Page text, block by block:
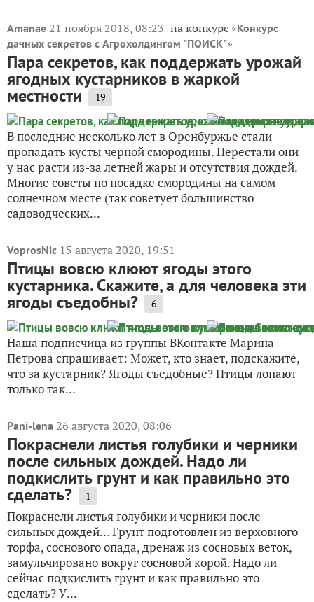
Amanae 21 ноября 2018, 08:23 на конкурс «Конкурс
дачных секретов с Агрохолдингом "ПОИСК"»
Пара секретов, как поддержать урожай
ягодных кустарников в жаркой
местности 19
В последние несколько лет в Оренбуржье стали
пропадать кусты черной смородины. Перестали они
у нас расти из-за летней жары и отсутствия дождей.
Многие советы по посадке смородины на самом
солнечном месте (так советует большинство
садоводческих...
VoprosNic 15 августа 2020, 19:51
Птицы вовсю клюют ягоды этого
кустарника. Скажите, а для человека эти
ягоды съедобны? 6
Наша подписчица из группы ВКонтакте Марина
Петрова спрашивает: Может, кто знает, подскажите,
что за кустарник? Ягоды съедобные? Птицы лопают
только так…
Pani-lena 26 августа 2020, 08:06
Покраснели листья голубики и черники
после сильных дождей. Надо ли
подкислить грунт и как правильно это
сделать? 1
Покраснели листья голубики и черники после
сильных дождей… Грунт подготовлен из верховного
торфа, соснового опада, дренаж из сосновых веток,
замульчировано вокруг сосновой корой. Надо ли
сейчас подкислить грунт и как правильно это
сделать? У...